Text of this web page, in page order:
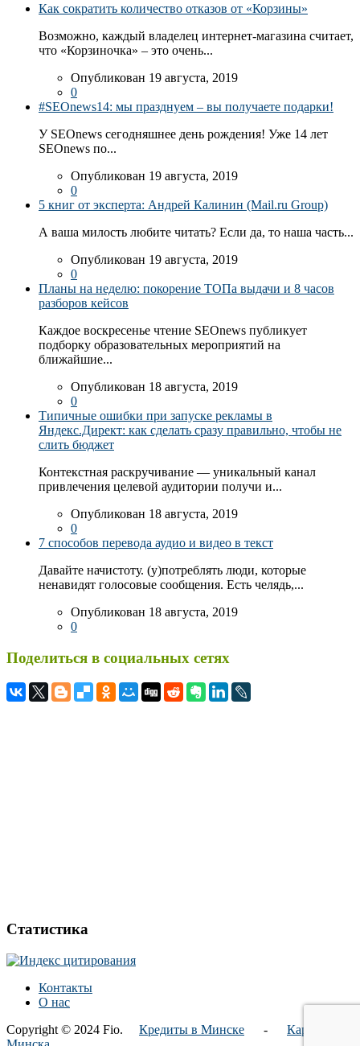
Как сократить количество отказов от «Корзины»
Возможно, каждый владелец интернет-магазина считает,
что «Корзиночка» – это очень...
Опубликован 19 августа, 2019
0
#SEOnews14: мы празднуем – вы получаете подарки!
У SEOnews сегодняшнее день рождения! Уже 14 лет
SEOnews по...
Опубликован 19 августа, 2019
0
5 книг от эксперта: Андрей Калинин (Mail.ru Group)
А ваша милость любите читать? Если да, то наша часть...
Опубликован 19 августа, 2019
0
Планы на неделю: покорение ТОПа выдачи и 8 часов
разборов кейсов
Каждое воскресенье чтение SEOnews публикует
подборку образовательных мероприятий на
ближайшие...
Опубликован 18 августа, 2019
0
Типичные ошибки при запуске рекламы в
Яндекс.Директ: как сделать сразу правильно, чтобы не
слить бюджет
Контекстная раскручивание — уникальный канал
привлечения целевой аудитории получи и...
Опубликован 18 августа, 2019
0
7 способов перевода аудио и видео в текст
Давайте начистоту. (у)потреблять люди, которые
ненавидят голосовые сообщения. Есть челядь,...
Опубликован 18 августа, 2019
0
Поделиться в социальных сетях
Статистика
Контакты
О нас
Copyright © 2024 Fio. Кредиты в Минске - Карта